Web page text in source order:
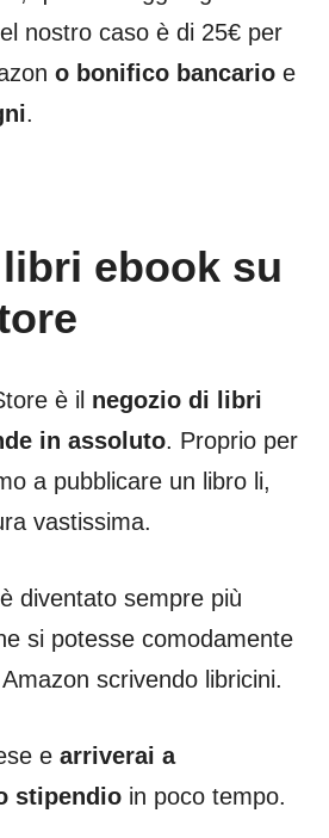
nostro caso è di 25€ per
o bonifico bancario e
.
ebook su
è il negozio di libri
in assoluto. Proprio per
a pubblicare un libro li,
vastissima.
diventato sempre più
si potesse comodamente
scrivendo libricini.
e arriverai a
stipendio in poco tempo.